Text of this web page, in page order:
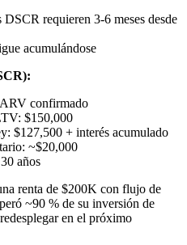
requieren 3-6 meses desde
acumulándose
confirmado
$150,000
$127,500 + interés acumulado
~$20,000
años
renta de $200K con flujo de
~90 % de su inversión de
en el próximo